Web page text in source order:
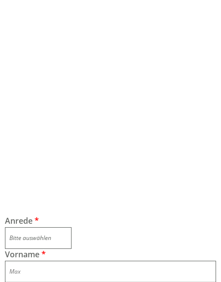
Anrede*
Vorname*